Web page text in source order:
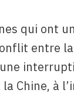
qui ont
entre
Chine, à